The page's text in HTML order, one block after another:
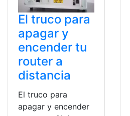
El truco para
apagar y
encender tu
router a
distancia
El truco para
apagar y encender